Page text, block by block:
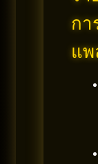
กา
แ